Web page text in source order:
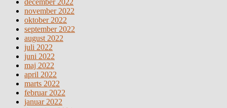
november 2022
oktober 2022
september 2022
august 2022
juli 2022
juni 2022
maj 2022
april 2022
marts 2022
februar 2022
januar 2022